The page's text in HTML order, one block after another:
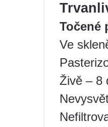
Točené
Ve
Živě – 8